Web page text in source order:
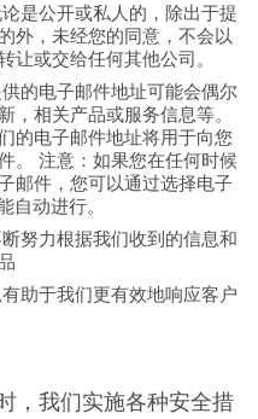
是公开或私人的，除出于提
外，未经您的同意，不会以
让或交给任何其他公司。
的电子邮件地址可能会偶尔
，相关产品或服务信息等。
的电子邮件地址将用于向您
。 注意：如果您在任何时候
邮件，您可以通过选择电子
自动进行。
努力根据我们收到的信息和
助于我们更有效地响应客户
，我们实施各种安全措